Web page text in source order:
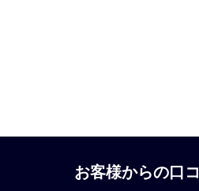
お客様からの口